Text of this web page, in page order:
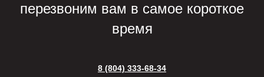
перезвоним вам в самое короткое
время
8 (804) 333-68-34